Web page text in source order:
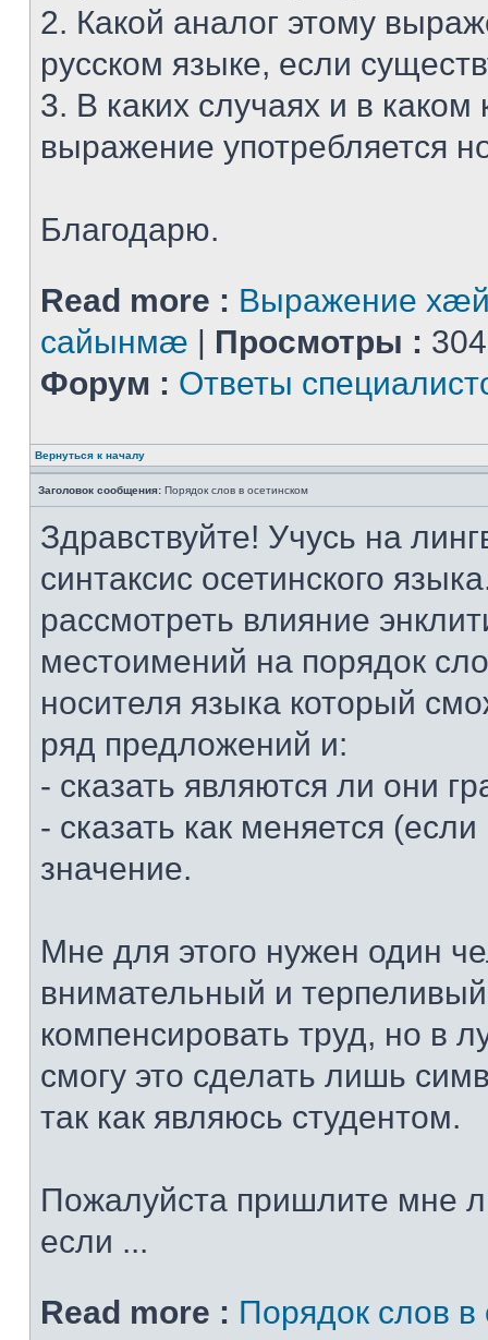
2. Какой аналог этому
русском языке, если
3. В каких случаях и в каком
выражение употребляется
Благодарю.
Read more : Выражение
сайынмæ | Просмотры :
Форум : Ответы
Вернуться к началу
Заголовок сообщения: Порядок слов в осетинском
Здравствуйте! Учусь на
синтаксис осетинского
рассмотреть влияние
местоимений на порядок
носителя языка который
ряд предложений и:
- сказать являются ли они
- сказать как меняется
значение.
Мне для этого нужен один
внимательный и
компенсировать труд, но в
смогу это сделать лишь
так как являюсь студентом.
Пожалуйста пришлите мне
если ...
Read more : Порядок слов в